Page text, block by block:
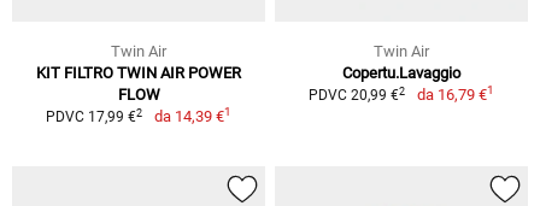
Twin Air
KIT FILTRO TWIN AIR POWER
FLOW
PDVC 17,99 €2 da 14,39 €1
Twin Air
Copertu.Lavaggio
PDVC 20,99 €2 da 16,79 €1